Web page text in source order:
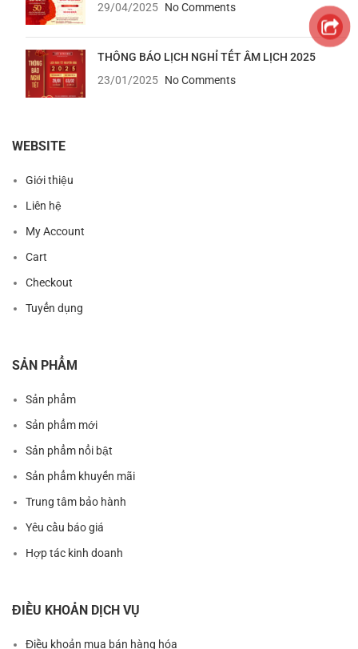
29/04/2025 No Comments
THÔNG BÁO LỊCH NGHỈ TẾT ÂM LỊCH 2025
23/01/2025 No Comments
WEBSITE
Giới thiệu
Liên hệ
My Account
Cart
Checkout
Tuyển dụng
SẢN PHẨM
Sản phẩm
Sản phẩm mới
Sản phẩm nổi bật
Sản phẩm khuyến mãi
Trung tâm bảo hành
Yêu cầu báo giá
Hợp tác kinh doanh
ĐIỀU KHOẢN DỊCH VỤ
Điều khoản mua bán hàng hóa